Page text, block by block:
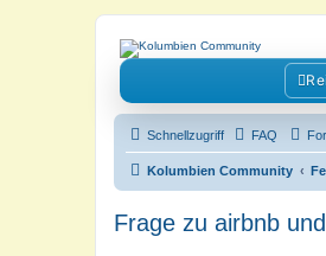
Kolumbienforum
Reisen, Auswandern, Kultur,
Schnellzugriff FAQ
Kolumbien Community
Frage zu airbnb